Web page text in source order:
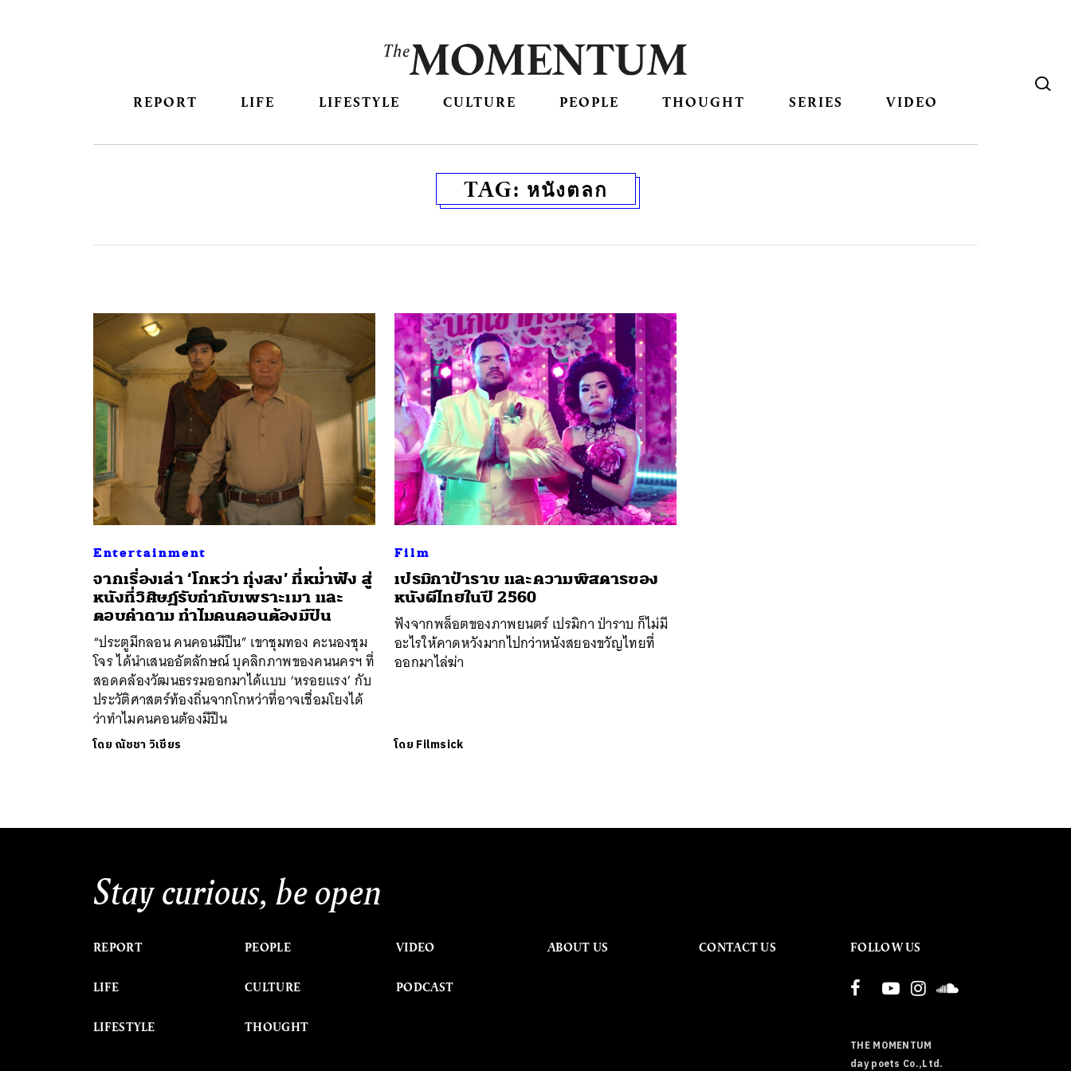
REPORT LIFE LIFESTYLE CULTURE PEOPLE THOUGHT SERIES VIDEO
TAG: หนังตลก
Entertainment
จากเรื่องเล่า ‘โกหว่า ทุ่งสง’ ที่หม่ำฟัง สู่
หนังที่วิศิษฏ์รับกำกับเพราะเมา และ
ตอบคำถาม ทำไมคนคอนต้องมีปืน
“ประตูมีกลอน คนคอนมีปืน” เขาชุมทอง คะนองชุม
โจร ได้นำเสนออัตลักษณ์ บุคลิกภาพของคนนครฯ ที่
สอดคล้องวัฒนธรรมออกมาได้แบบ ‘หรอยแรง’ กับ
ประวัติศาสตร์ท้องถิ่นจากโกหว่าที่อาจเชื่อมโยงได้
ว่าทำไมคนคอนต้องมีปืน
โดย ณัชชา วิเชียร
Film
เปรมิกาป่าราบ และความพิสดารของ
หนังผีไทยในปี 2560
ฟังจากพล็อตของภาพยนตร์ เปรมิกา ป่าราบ ก็ไม่มี
อะไรให้คาดหวังมากไปกว่าหนังสยองขวัญไทยที่
ออกมาไล่ฆ่า
โดย Filmsick
Stay curious, be open
REPORT
LIFE
LIFESTYLE
PEOPLE
CULTURE
THOUGHT
VIDEO
PODCAST
ABOUT US CONTACT US FOLLOW US
THE MOMENTUM
day poets Co.,Ltd.
SHARE TWEET LINE EMAIL